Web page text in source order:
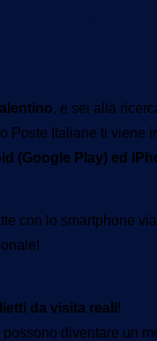
, e sei alla
Poste Italiane ti viene
(Google Play) ed
con lo smartphone
da visita reali!
diventare un